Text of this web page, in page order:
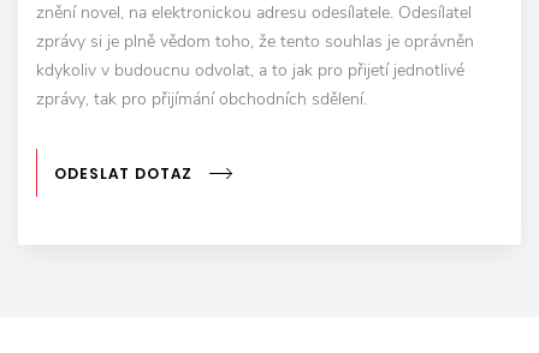
znění novel, na elektronickou adresu odesílatele. Odesílatel
zprávy si je plně vědom toho, že tento souhlas je oprávněn
kdykoliv v budoucnu odvolat, a to jak pro přijetí jednotlivé
zprávy, tak pro přijímání obchodních sdělení.
ODESLAT DOTAZ